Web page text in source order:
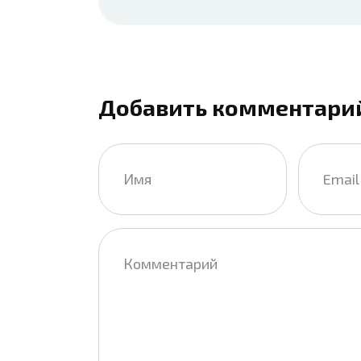
Добавить
Имя
Email
Комментарий